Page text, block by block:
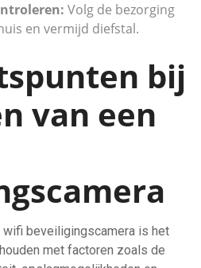
Volg de bezorging
en vermijd diefstal.
bij
van een
wifi beveiligingscamera is het
met factoren zoals de